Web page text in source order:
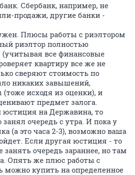
Сбербанк, например, не
продажи, другие банки -
Плюсы работы с риэлтором
риэлтор полностью
(учитывая все финансовые
квартиру все же не
сверяют стоимость по
никаких завышений,
(тоже исходя из оценки), и
предмет залога.
на Державина, то
очередь с утра. И пока у
(а это часа 2-3), возможно ваша
Если другая юстиция - то
очередь зараннее, но там
Опять же плюс работы с
можно купить на определенное